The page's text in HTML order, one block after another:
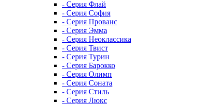
- Серия Флай
- Серия София
- Серия Прованс
- Серия Эмма
- Серия Неоклассика
- Серия Твист
- Серия Турин
- Серия Барокко
- Серия Олимп
- Серия Соната
- Серия Стиль
- Серия Люкс